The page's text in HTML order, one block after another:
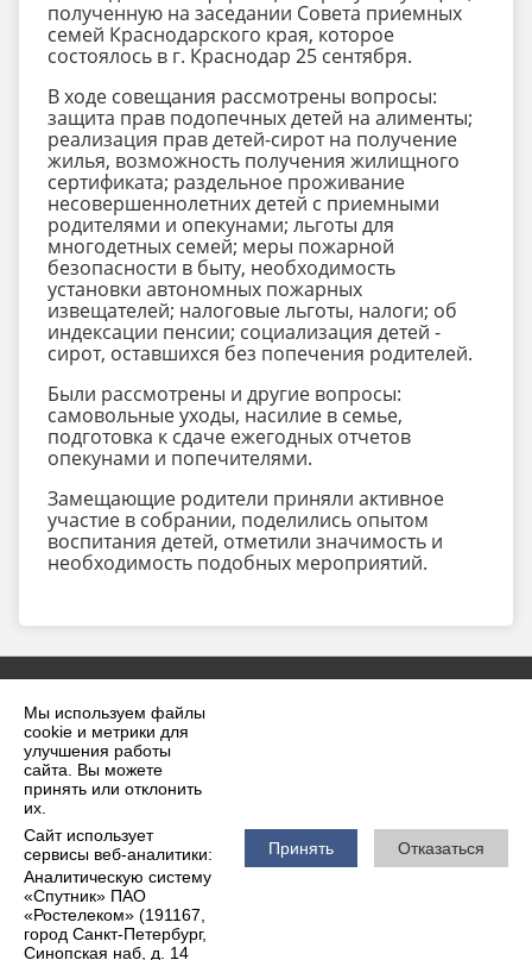
Мы используем файлы
cookie и метрики для
улучшения работы
сайта. Вы можете
принять или отклонить
их.
Сайт использует
сервисы веб-аналитики:
Аналитическую систему
«Спутник» ПАО
«Ростелеком» (191167,
город Санкт-Петербург,
Синопская наб, д. 14
Принять Отказаться
полученную на заседании Совета приемных
семей Краснодарского края, которое
состоялось в г. Краснодар 25 сентября.
В ходе совещания рассмотрены вопросы:
защита прав подопечных детей на алименты;
реализация прав детей-сирот на получение
жилья, возможность получения жилищного
сертификата; раздельное проживание
несовершеннолетних детей с приемными
родителями и опекунами; льготы для
многодетных семей; меры пожарной
безопасности в быту, необходимость
установки автономных пожарных
извещателей; налоговые льготы, налоги; об
индексации пенсии; социализация детей -
сирот, оставшихся без попечения родителей.
Были рассмотрены и другие вопросы:
самовольные уходы, насилие в семье,
подготовка к сдаче ежегодных отчетов
опекунами и попечителями.
Замещающие родители приняли активное
участие в собрании, поделились опытом
воспитания детей, отметили значимость и
необходимость подобных мероприятий.
2026 г. krilovskaya.ru
Вход
Карта сайта
Политика обработки персональных данных
Сделано на KubCMS
Разработка и поддержка